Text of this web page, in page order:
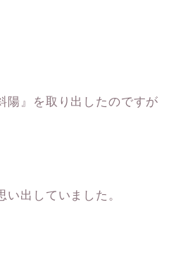
陽』を取り出したのですが
出していました。